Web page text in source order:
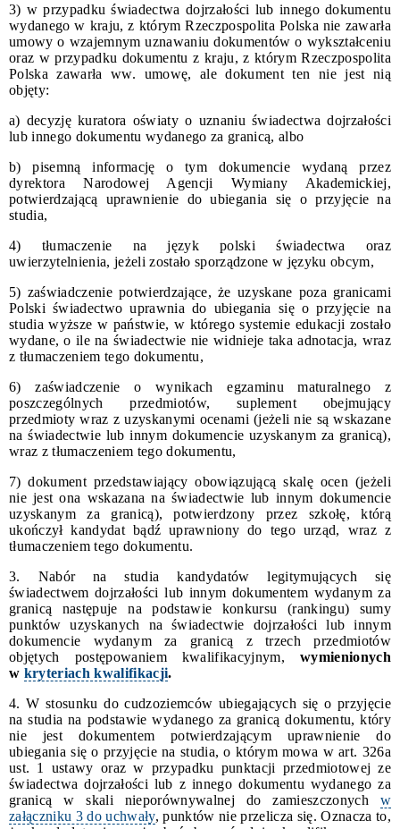
3) w przypadku świadectwa dojrzałości lub innego dokumentu
wydanego w kraju, z którym Rzeczpospolita Polska nie zawarła
umowy o wzajemnym uznawaniu dokumentów o wykształceniu
oraz w przypadku dokumentu z kraju, z którym Rzeczpospolita
Polska zawarła ww. umowę, ale dokument ten nie jest nią
objęty:
a) decyzję kuratora oświaty o uznaniu świadectwa dojrzałości
lub innego dokumentu wydanego za granicą, albo
b) pisemną informację o tym dokumencie wydaną przez
dyrektora Narodowej Agencji Wymiany Akademickiej,
potwierdzającą uprawnienie do ubiegania się o przyjęcie na
studia,
4) tłumaczenie na język polski świadectwa oraz
uwierzytelnienia, jeżeli zostało sporządzone w języku obcym,
5) zaświadczenie potwierdzające, że uzyskane poza granicami
Polski świadectwo uprawnia do ubiegania się o przyjęcie na
studia wyższe w państwie, w którego systemie edukacji zostało
wydane, o ile na świadectwie nie widnieje taka adnotacja, wraz
z tłumaczeniem tego dokumentu,
6) zaświadczenie o wynikach egzaminu maturalnego z
poszczególnych przedmiotów, suplement obejmujący
przedmioty wraz z uzyskanymi ocenami (jeżeli nie są wskazane
na świadectwie lub innym dokumencie uzyskanym za granicą),
wraz z tłumaczeniem tego dokumentu,
7) dokument przedstawiający obowiązującą skalę ocen (jeżeli
nie jest ona wskazana na świadectwie lub innym dokumencie
uzyskanym za granicą), potwierdzony przez szkołę, którą
ukończył kandydat bądź uprawniony do tego urząd, wraz z
tłumaczeniem tego dokumentu.
3. Nabór na studia kandydatów legitymujących się
świadectwem dojrzałości lub innym dokumentem wydanym za
granicą następuje na podstawie konkursu (rankingu) sumy
punktów uzyskanych na świadectwie dojrzałości lub innym
dokumencie wydanym za granicą z trzech przedmiotów
objętych postępowaniem kwalifikacyjnym, wymienionych
w kryteriach kwalifikacji.
4. W stosunku do cudzoziemców ubiegających się o przyjęcie
na studia na podstawie wydanego za granicą dokumentu, który
nie jest dokumentem potwierdzającym uprawnienie do
ubiegania się o przyjęcie na studia, o którym mowa w art. 326a
ust. 1 ustawy oraz w przypadku punktacji przedmiotowej ze
świadectwa dojrzałości lub z innego dokumentu wydanego za
granicą w skali nieporównywalnej do zamieszczonych w
załączniku 3 do uchwały, punktów nie przelicza się. Oznacza to,